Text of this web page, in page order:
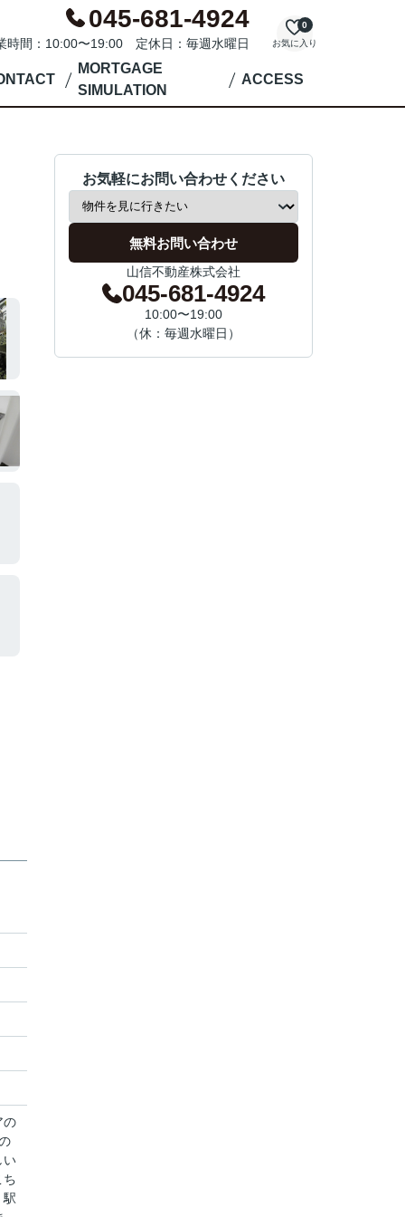
045-681-4924
時間：10:00〜19:00 定休日：毎週水曜日 お気に入り
0
MORTGAGE
SIMULATION
ACCESS
の
い
ち
駅
お気軽にお問い合わせください
無料お問い合わせ
山信不動産株式会社
045-681-4924
10:00〜19:00
（休：毎週水曜日）